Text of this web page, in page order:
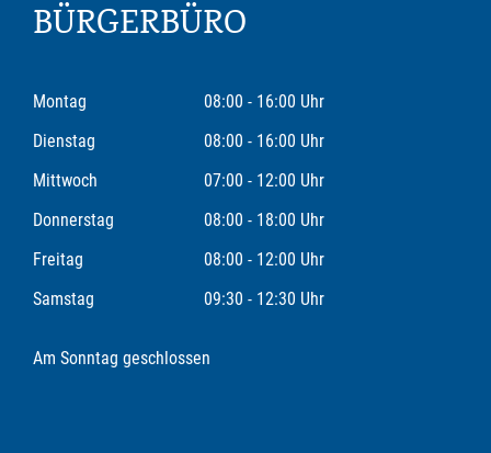
BÜRGERBÜRO
Montag
08:00 - 16:00 Uhr
Dienstag
08:00 - 16:00 Uhr
Mittwoch
07:00 - 12:00 Uhr
Donnerstag
08:00 - 18:00 Uhr
Freitag
08:00 - 12:00 Uhr
Samstag
09:30 - 12:30 Uhr
Am Sonntag geschlossen